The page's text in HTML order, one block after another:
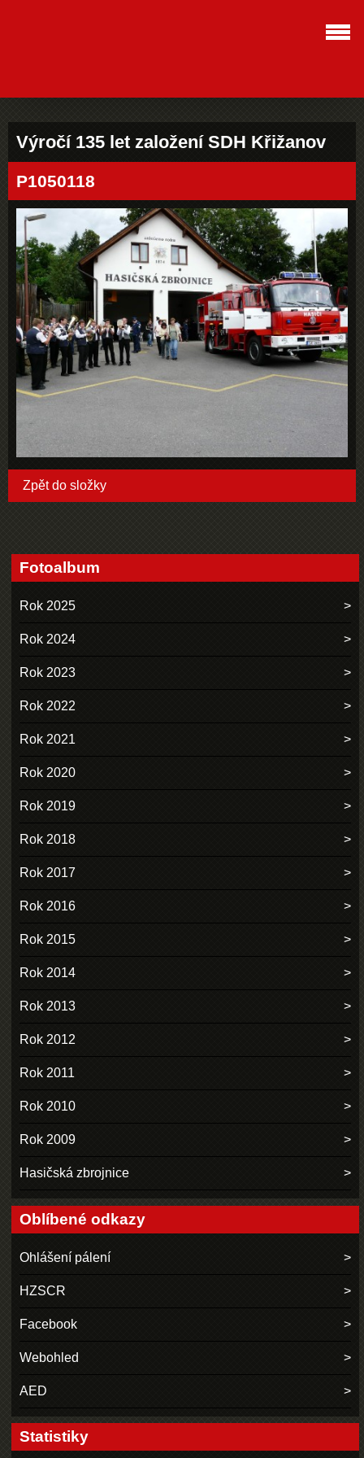
Výročí 135 let založení SDH Křižanov
P1050118
Zpět do složky
Fotoalbum
Rok 2025
Rok 2024
Rok 2023
Rok 2022
Rok 2021
Rok 2020
Rok 2019
Rok 2018
Rok 2017
Rok 2016
Rok 2015
Rok 2014
Rok 2013
Rok 2012
Rok 2011
Rok 2010
Rok 2009
Hasičská zbrojnice
Oblíbené odkazy
Ohlášení pálení
HZSCR
Facebook
Webohled
AED
Statistiky